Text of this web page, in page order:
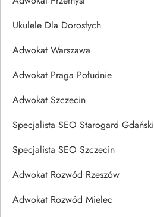
Ukulele Dla Dorosłych
Adwokat Warszawa
Adwokat Praga Południe
Adwokat Szczecin
Specjalista SEO Starogard Gdański
Specjalista SEO Szczecin
Adwokat Rozwód Rzeszów
Adwokat Rozwód Mielec